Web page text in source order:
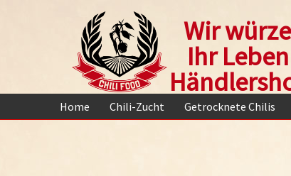
Wir
Ihr
Home Chili-Zucht Getrocknete Chilis